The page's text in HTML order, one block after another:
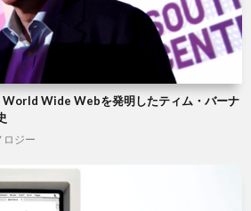
World Wide Webを発明したティム・バーナ
ロジー